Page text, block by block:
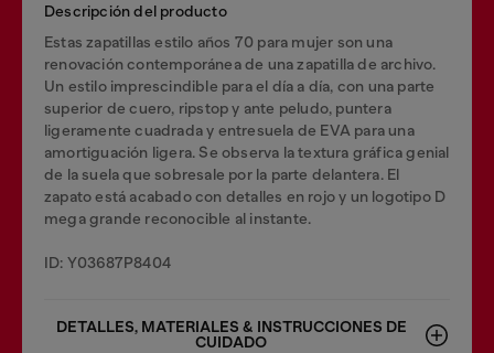
Descripción del producto
Estas zapatillas estilo años 70 para mujer son una
renovación contemporánea de una zapatilla de archivo.
Un estilo imprescindible para el día a día, con una parte
superior de cuero, ripstop y ante peludo, puntera
ligeramente cuadrada y entresuela de EVA para una
amortiguación ligera. Se observa la textura gráfica genial
de la suela que sobresale por la parte delantera. El
zapato está acabado con detalles en rojo y un logotipo D
mega grande reconocible al instante.
ID: Y03687P8404
DETALLES, MATERIALES & INSTRUCCIONES DE
CUIDADO